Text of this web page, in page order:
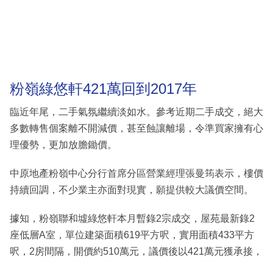
粉嶺綠悠軒421萬回到2017年
臨近年尾，二手氣氛繼續淡如水。參考近期二手成交，絕大
多數轉售個案離不開減價，甚至蝕讓離場，令準買家擁有心
理優勢，更加放膽鋤價。
中原地產粉嶺中心分行首席分區營業經理張曼筠表示，樓價
持續回調，不少業主亦面對現實，願提供較大議價空間。
據知，粉嶺聯和墟綠悠軒本月暫錄2宗成交，屋苑最新錄2
座低層A室，單位建築面積619平方呎，實用面積433平方
呎，2房間隔，開價約510萬元，議價後以421萬元獲承接，